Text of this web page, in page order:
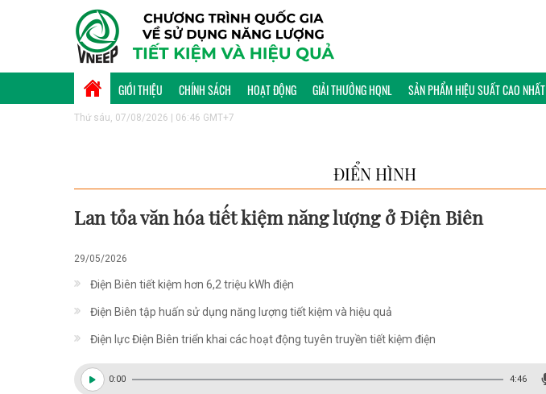
GIỚI THIỆU CHÍNH SÁCH HOẠT ĐỘNG GIẢI THƯỞNG HQNL SẢN PHẨM HIỆU SUẤT CAO NHẤT
Thứ sáu, 07/08/2026 | 06:46 GMT+7
ĐIỂN HÌNH
Lan tỏa văn hóa tiết kiệm năng lượng ở Điện Biên
29/05/2026
Điện Biên tiết kiệm hơn 6,2 triệu kWh điện
Điện Biên tập huấn sử dụng năng lượng tiết kiệm và hiệu quả
Điện lực Điện Biên triển khai các hoạt động tuyên truyền tiết kiệm điện
0:00 4:46